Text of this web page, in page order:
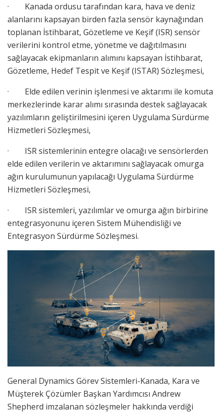
· Kanada ordusu tarafından kara, hava ve deniz
alanlarını kapsayan birden fazla sensör kaynağından
toplanan İstihbarat, Gözetleme ve Keşif (ISR) sensör
verilerini kontrol etme, yönetme ve dağıtılmasını
sağlayacak ekipmanların alımını kapsayan İstihbarat,
Gözetleme, Hedef Tespit ve Keşif (ISTAR) Sözleşmesi,
· Elde edilen verinin işlenmesi ve aktarımı ile komuta
merkezlerinde karar alımı sırasında destek sağlayacak
yazılımların geliştirilmesini içeren Uygulama Sürdürme
Hizmetleri Sözleşmesi,
· ISR sistemlerinin entegre olacağı ve sensörlerden
elde edilen verilerin ve aktarımını sağlayacak omurga
ağın kurulumunun yapılacağı Uygulama Sürdürme
Hizmetleri Sözleşmesi,
· ISR sistemleri, yazılımlar ve omurga ağın birbirine
entegrasyonunu içeren Sistem Mühendisliği ve
Entegrasyon Sürdürme Sözleşmesi.
General Dynamics Görev Sistemleri-Kanada, Kara ve
Müşterek Çözümler Başkan Yardımcısı Andrew
Shepherd imzalanan sözleşmeler hakkında verdiği